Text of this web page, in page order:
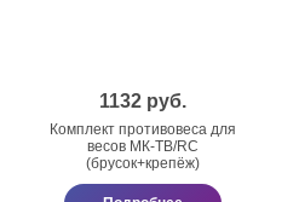
1132 руб.
Комплект противовеса для
весов МК-ТВ/RC
(брусок+крепёж)